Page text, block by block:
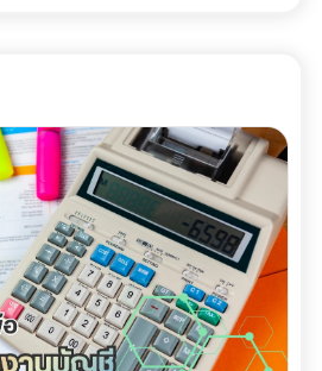
ส่งเข้าระบบอย่างถูกต้อง 100% 3.
(ที่ปรึกษาทางการเงินส่วนตัว)
ไม่ได้จบแค่การปิดงบ แต่คนเก่งๆ
อวางแผนกลยุทธ์ ไม่ว่าจะเป็นการหา
งภาษีอย่างถูกต้อง การประเมินผลกระ
Tax) ไปจนถึงการจัดทำงบการเงิน
สร้างมาเพื่อ
าเพื่อหา "ความย้อนแย้งของ Data"
งินและเอกสารทางภาษีของคุณ
ง AI ของสรรพากรก็ไม่ใช่เรื่องที่น่า
ง ไม่พลาดเรื่องภาษี!